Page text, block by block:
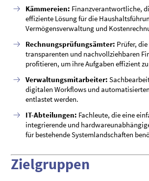
Kämmereien: Finanzverantwortliche,
effiziente Lösung für die
Vermögensverwaltung und
Rechnungsprüfungsämter: Prüfer,
transparenten und nachvollziehbaren
profitieren, um ihre Aufgaben effizient
Verwaltungsmitarbeiter:
digitalen Workflows und
entlastet werden.
IT-Abteilungen: Fachleute, die eine
integrierende und
für bestehende Systemlandschaften
Zielgruppen